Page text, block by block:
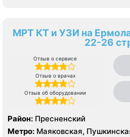
МРТ КТ и УЗИ на
22-26
Отзыв о сервисе
Отзыв о врачах
Отзыв об оборудовании
Район: Пресненский
Метро: Маяковская,